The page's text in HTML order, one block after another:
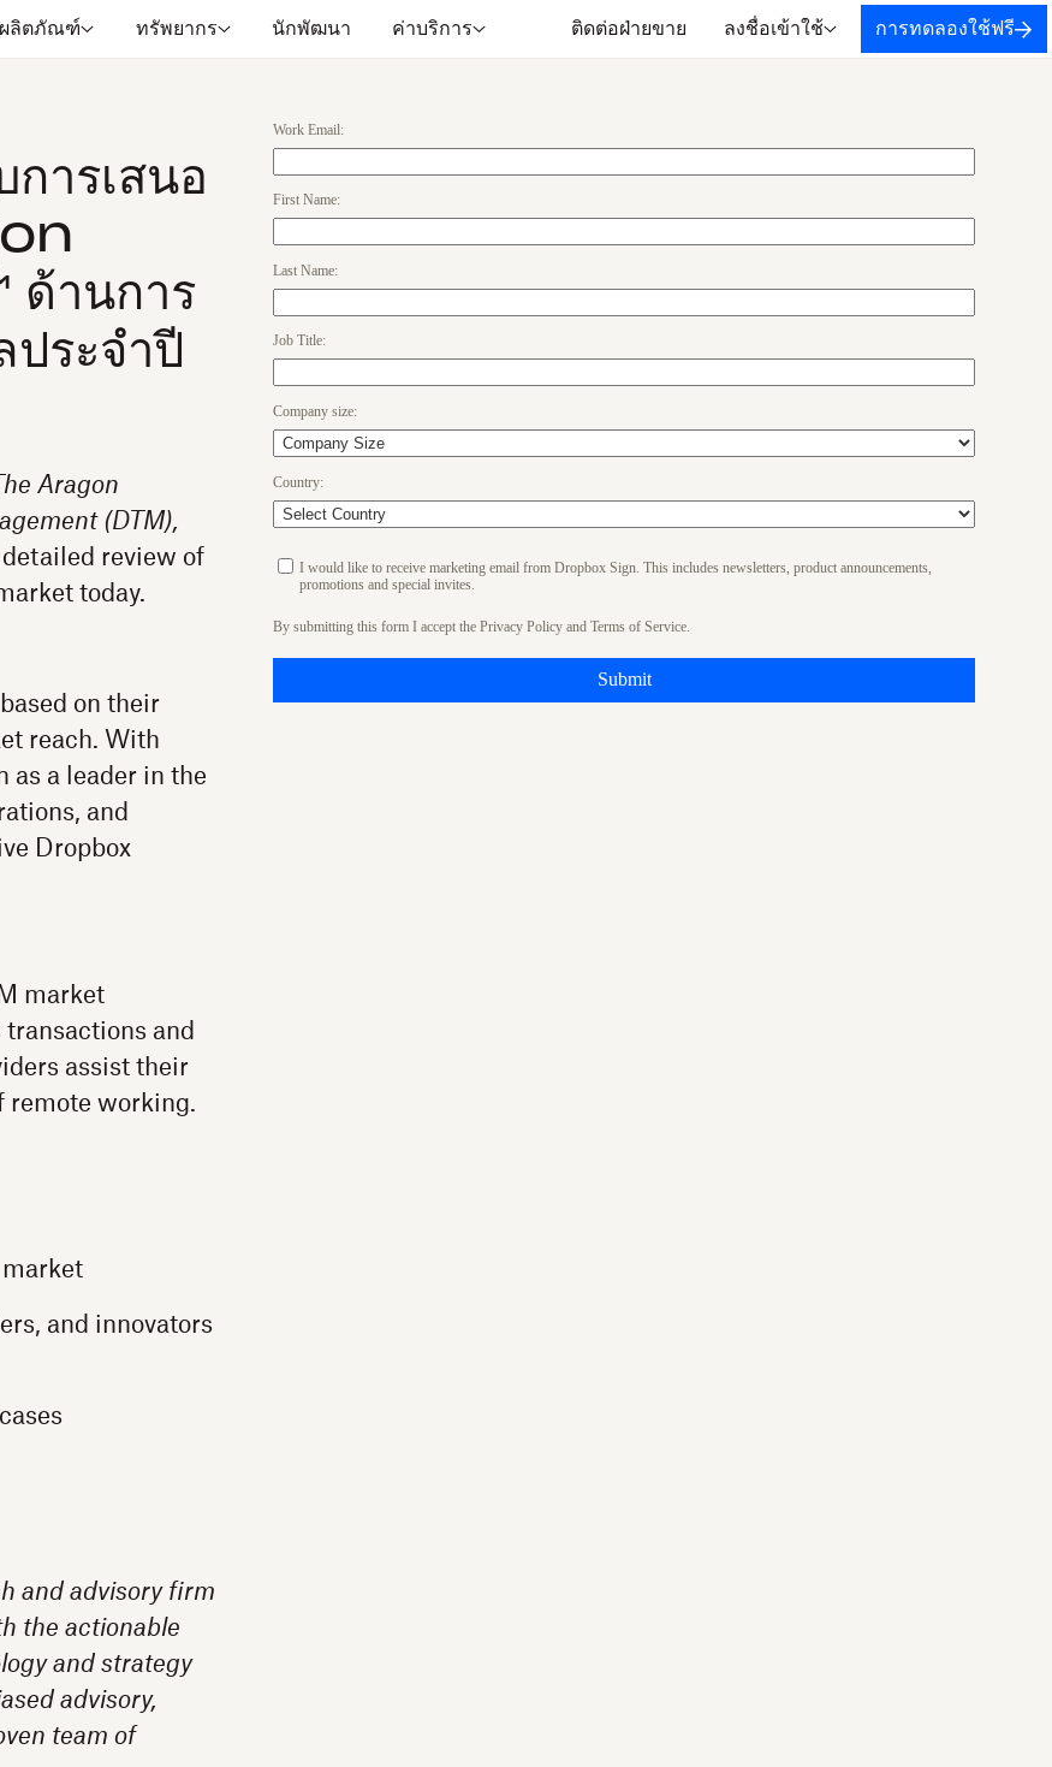
ผลิตภัณฑ์ ทรัพยากร นักพัฒนา ค่าบริการ ติดต่อฝ่ายขาย ลงชื่อเข้าใช้ การทดลองใช้ฟรี
ารเสนอ
านการ
ระจำปี
Aragon
(DTM),
review of
today.
on their
reach. With
as a leader in the
and
Dropbox
market
and
assist their
remote working.
and innovators
and advisory firm
the actionable
and strategy
advisory,
team of
Work Email:
First Name:
Last Name:
Job Title:
Company size:
Country:
I would like to receive marketing email from Dropbox Sign. This includes newsletters, product announcements,
promotions and special invites.
By submitting this form I accept the Privacy Policy and Terms of Service
Submit